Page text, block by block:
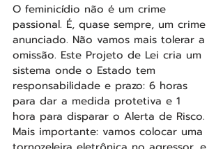
O feminicídio não é um crime
passional. É, quase sempre, um crime
anunciado. Não vamos mais tolerar a
omissão. Este Projeto de Lei cria um
sistema onde o Estado tem
responsabilidade e prazo: 6 horas
para dar a medida protetiva e 1
hora para disparar o Alerta de Risco.
Mais importante: vamos colocar uma